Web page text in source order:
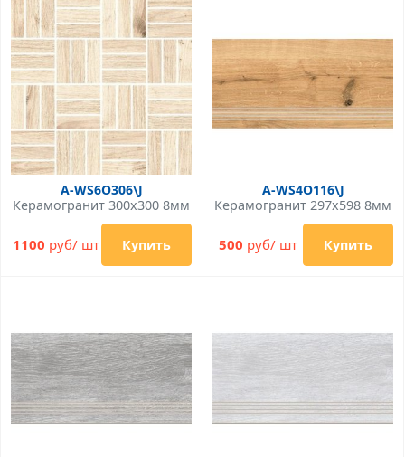
A-WS6O306\J
Керамогранит 300x300 8мм
1100 руб/ шт Купить
A-WS4O116\J
Керамогранит 297x598 8мм
500 руб/ шт Купить